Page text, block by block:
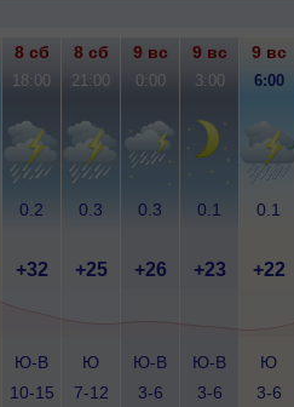
8 сб 8 сб 9 вс 9 вс 9 вс
18:00 21:00 0:00 3:00 6:00
0.2 0.3 0.3 0.1 0.1
+32 +25 +26 +23 +22
Ю-В
10-15
Ю
7-12
Ю-В
3-6
Ю-В
3-6
Ю
3-6